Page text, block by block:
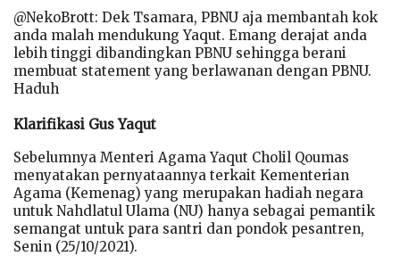
@NekoBrott: Dek Tsamara, PBNU aja membantah kok
anda malah mendukung Yaqut. Emang derajat anda
lebih tinggi dibandingkan PBNU sehingga berani
membuat statement yang berlawanan dengan PBNU.
Haduh
Klarifikasi Gus Yaqut
Sebelumnya Menteri Agama Yaqut Cholil Qoumas
menyatakan pernyataannya terkait Kementerian
Agama (Kemenag) yang merupakan hadiah negara
untuk Nahdlatul Ulama (NU) hanya sebagai pemantik
semangat untuk para santri dan pondok pesantren,
Senin (25/10/2021).